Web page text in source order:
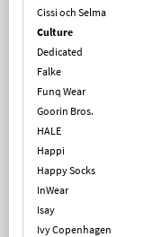
Cissi och Selma
Culture
Dedicated
Falke
Funq Wear
Goorin Bros.
HALE
Happi
Happy Socks
InWear
Isay
Ivy Copenhagen